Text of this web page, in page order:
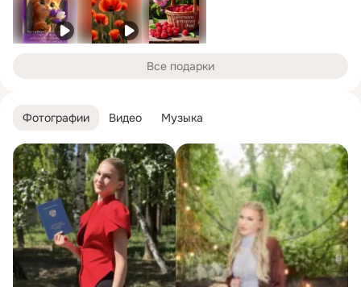
Фотографии Видео Музыка
Все подарки